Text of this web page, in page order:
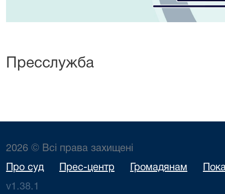
Пресслужба
2026 © Всі права захищені
Про суд Прес-центр Громадянам
v1.38.1